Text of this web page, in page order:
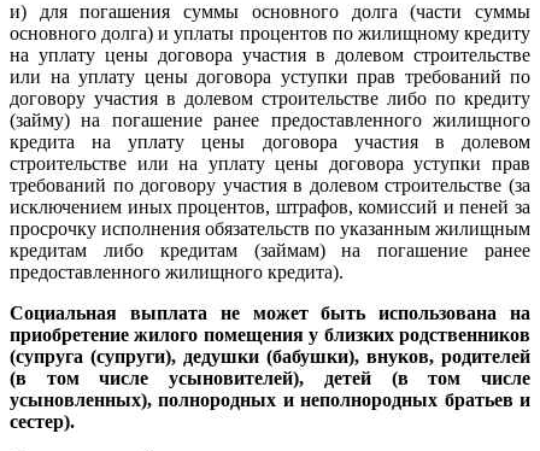
и) для погашения суммы основного долга (части суммы
основного долга) и уплаты процентов по жилищному кредиту
на уплату цены договора участия в долевом строительстве
или на уплату цены договора уступки прав требований по
договору участия в долевом строительстве либо по кредиту
(займу) на погашение ранее предоставленного жилищного
кредита на уплату цены договора участия в долевом
строительстве или на уплату цены договора уступки прав
требований по договору участия в долевом строительстве (за
исключением иных процентов, штрафов, комиссий и пеней за
просрочку исполнения обязательств по указанным жилищным
кредитам либо кредитам (займам) на погашение ранее
предоставленного жилищного кредита).
Социальная выплата не может быть использована на
приобретение жилого помещения у близких родственников
(супруга (супруги), дедушки (бабушки), внуков, родителей
(в том числе усыновителей), детей (в том числе
усыновленных), полнородных и неполнородных братьев и
сестер).